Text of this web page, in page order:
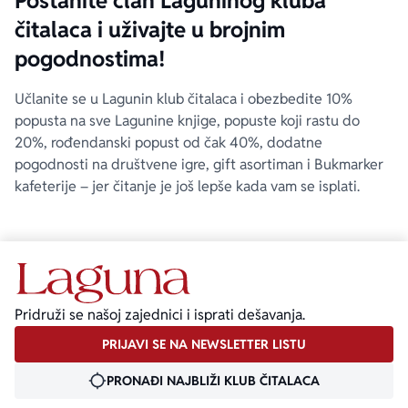
čitalaca i uživajte u brojnim
pogodnostima!
Učlanite se u Lagunin klub čitalaca i obezbedite 10%
popusta na sve Lagunine knjige, popuste koji rastu do
20%, rođendanski popust od čak 40%, dodatne
pogodnosti na društvene igre, gift asortiman i Bukmarker
kafeterije – jer čitanje je još lepše kada vam se isplati.
Pridruži se našoj zajednici i isprati dešavanja.
PRIJAVI SE NA NEWSLETTER LISTU
PRONAĐI NAJBLIŽI KLUB ČITALACA